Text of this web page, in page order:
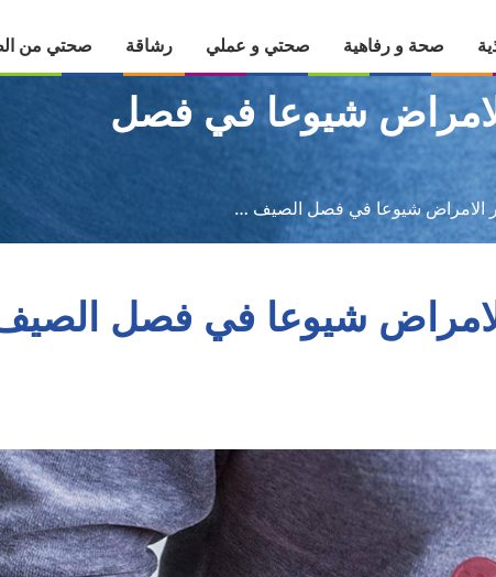
صحة و رفاهية صحتي و عملي رشاقة صحتي من
شيوعا في فصل
الامراض شيوعا في فصل الصيف …
الامراض شيوعا في فصل